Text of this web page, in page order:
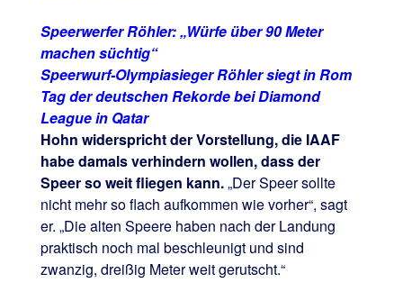
Speerwerfer Röhler: „Würfe über 90 Meter
machen süchtig“
Speerwurf-Olympiasieger Röhler siegt in Rom
Tag der deutschen Rekorde bei Diamond
League in Qatar
Hohn widerspricht der Vorstellung, die IAAF
habe damals verhindern wollen, dass der
Speer so weit fliegen kann.„Der Speer sollte
nicht mehr so flach aufkommen wie vorher“, sagt
er. „Die alten Speere haben nach der Landung
praktisch noch mal beschleunigt und sind
zwanzig, dreißig Meter weit gerutscht.“